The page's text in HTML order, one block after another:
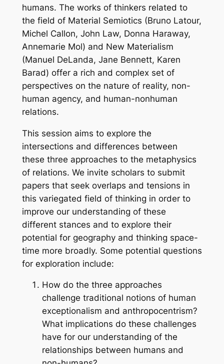
humans. The works of thinkers related to
the field of Material Semiotics (Bruno Latour,
Michel Callon, John Law, Donna Haraway,
Annemarie Mol) and New Materialism
(Manuel DeLanda, Jane Bennett, Karen
Barad) offer a rich and complex set of
perspectives on the nature of reality, non-
human agency, and human-nonhuman
relations.
This session aims to explore the
intersections and differences between
these three approaches to the metaphysics
of relations. We invite scholars to submit
papers that seek overlaps and tensions in
this variegated field of thinking in order to
improve our understanding of these
different stances and to explore their
potential for geography and thinking space-
time more broadly. Some potential questions
for exploration include:
How do the three approaches
challenge traditional notions of human
exceptionalism and anthropocentrism?
What implications do these challenges
have for our understanding of the
relationships between humans and